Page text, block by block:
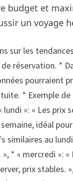
budget et
un voyage
sur les
réservation. *
pourraient
* Exemple de
»: « Les prix
idéal
similaires au
* « mercredi »: «
prix stables.